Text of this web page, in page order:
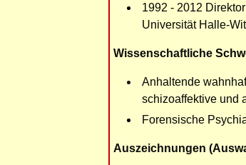
1992 - 2012
Universität Halle-
Wissenschaftliche
Anhaltende
schizoaffektive und
Forensische
Auszeichnungen